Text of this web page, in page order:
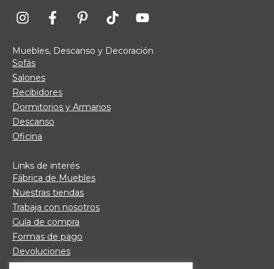
Muebles, Descanso y Decoración
Sofás
Salones
Recibidores
Dormitorios y Armarios
Descanso
Oficina
Links de interés
Fábrica de Muebles
Nuestras tiendas
Trabaja con nosotros
Guía de compra
Formas de pago
Devoluciones